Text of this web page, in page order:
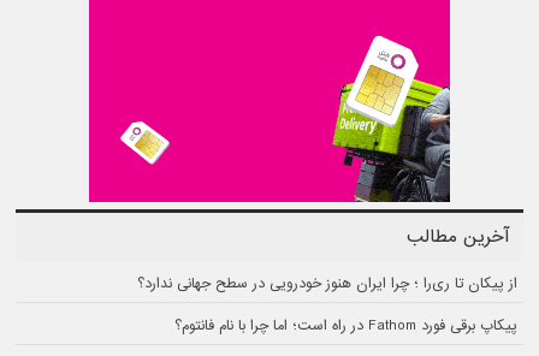
آخرین مطالب
از پیکان تا ری‌را ؛ چرا ایران هنوز خودرویی در سطح جهانی ندارد؟
پیکاپ برقی فورد Fathom در راه است؛ اما چرا با نام فانتوم؟